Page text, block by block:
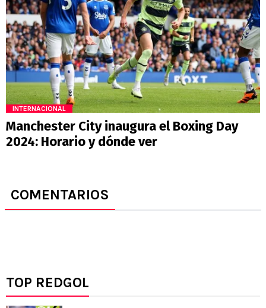
INTERNACIONAL
Manchester City inaugura el Boxing Day
2024: Horario y dónde ver
COMENTARIOS
TOP REDGOL